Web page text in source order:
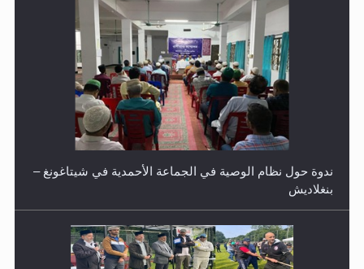
ندوة حول نظام الوصية في الجماعة الأحمدية في شيتاغونغ –
بنغلاديش